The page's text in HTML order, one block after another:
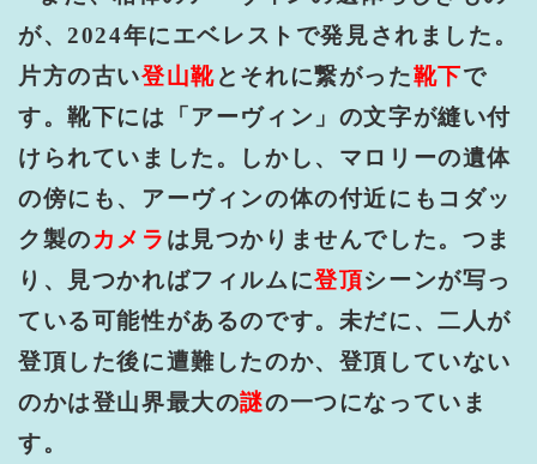
が、2024年にエベレストで発見されました。
片方の古い登山靴とそれに繋がった靴下で
す。靴下には「アーヴィン」の文字が縫い付
けられていました。しかし、マロリーの遺体
の傍にも、アーヴィンの体の付近にもコダッ
ク製のカメラ は見つかりませんでした。つま
り、見つかればフィルムに登頂シーンが写っ
ている可能性があるのです。未だに、二人が
登頂した後に遭難したのか、登頂していない
のかは登山界最大の謎の一つになっていま
す。